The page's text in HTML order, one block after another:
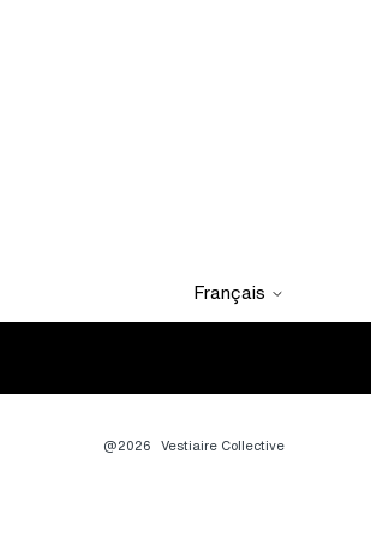
Français
@2026 Vestiaire Collective